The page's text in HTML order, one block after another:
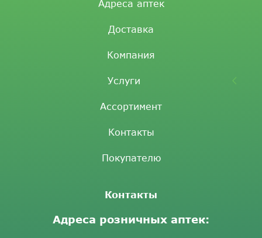
Адреса аптек
Доставка
Компания
Услуги
Ассортимент
Контакты
Покупателю
Контакты
Адреса розничных аптек: